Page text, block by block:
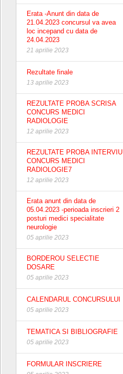
Erata -Anunt din data de
21.04.2023 concursul va avea
loc incepand cu data de
24.04.2023
21 aprilie 2023
Rezultate finale
13 aprilie 2023
REZULTATE PROBA SCRISA
CONCURS MEDICI
RADIOLOGIE
12 aprilie 2023
REZULTATE PROBA INTERVIU
CONCURS MEDICI
RADIOLOGIE7
12 aprilie 2023
Erata anunt din data de
05.04.2023 -perioada inscrieri 2
posturi medici specialitate
neurologie
05 aprilie 2023
BORDEROU SELECTIE
DOSARE
05 aprilie 2023
CALENDARUL CONCURSULUI
05 aprilie 2023
TEMATICA SI BIBLIOGRAFIE
05 aprilie 2023
FORMULAR INSCRIERE